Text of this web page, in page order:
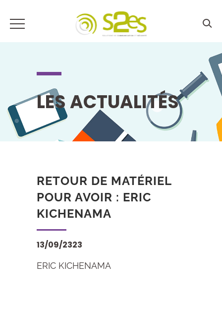
LES ACTUALITÉS
RETOUR DE MATÉRIEL
POUR AVOIR : ERIC
KICHENAMA
13/09/2323
ERIC KICHENAMA